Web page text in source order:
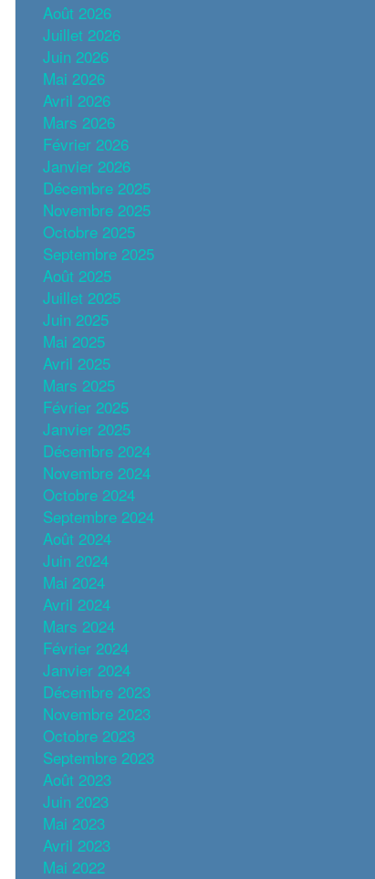
Août 2026
Juillet 2026
Juin 2026
Mai 2026
Avril 2026
Mars 2026
Février 2026
Janvier 2026
Décembre 2025
Novembre 2025
Octobre 2025
Septembre 2025
Août 2025
Juillet 2025
Juin 2025
Mai 2025
Avril 2025
Mars 2025
Février 2025
Janvier 2025
Décembre 2024
Novembre 2024
Octobre 2024
Septembre 2024
Août 2024
Juin 2024
Mai 2024
Avril 2024
Mars 2024
Février 2024
Janvier 2024
Décembre 2023
Novembre 2023
Octobre 2023
Septembre 2023
Août 2023
Juin 2023
Mai 2023
Avril 2023
Mai 2022